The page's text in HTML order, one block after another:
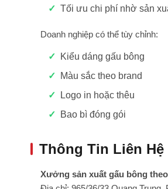
Tối ưu chi phí nhờ sản
Doanh nghiệp có thể tùy chỉnh:
Kiểu dáng gấu bông
Màu sắc theo brand
Logo in hoặc thêu
Bao bì đóng gói
Thông Tin Liên Hệ
Xưởng sản xuất gấu bông